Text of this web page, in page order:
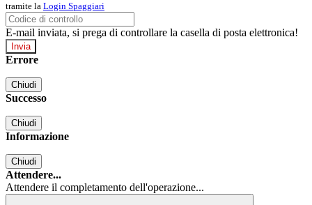
tramite la Login Spaggiari
E-mail inviata, si prega di controllare la casella di posta elettronica!
Errore
Chiudi
Successo
Chiudi
Informazione
Chiudi
Attendere...
Attendere il completamento dell'operazione...